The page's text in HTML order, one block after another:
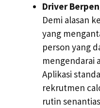
Driver
Demi alasan
yang
person yang
mengendarai
Aplikasi
rekrutmen
rutin